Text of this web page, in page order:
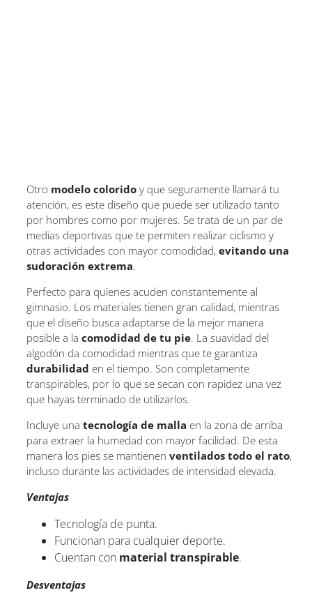
Otro modelo coloridoy que seguramente llamará tu
atención, es este diseño que puede ser utilizado tanto
por hombres como por mujeres. Se trata de un par de
medias deportivas que te permiten realizar ciclismo y
otras actividades con mayor comodidad, evitando una
sudoración extrema.
Perfecto para quienes acuden constantemente al
gimnasio. Los materiales tienen gran calidad, mientras
que el diseño busca adaptarse de la mejor manera
posible a la comodidad de tu pie. La suavidad del
algodón da comodidad mientras que te garantiza
durabilidad en el tiempo. Son completamente
transpirables, por lo que se secan con rapidez una vez
que hayas terminado de utilizarlos.
Incluye una tecnología de malla en la zona de arriba
para extraer la humedad con mayor facilidad. De esta
manera los pies se mantienen ventilados todo el rato,
incluso durante las actividades de intensidad elevada.
Ventajas
Tecnología de punta.
Funcionan para cualquier deporte.
Cuentan con material transpirable.
Desventajas